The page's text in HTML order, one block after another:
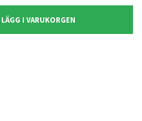
LÄGG I VARUKORGEN